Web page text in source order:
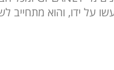
ידו, והוא מתחייב